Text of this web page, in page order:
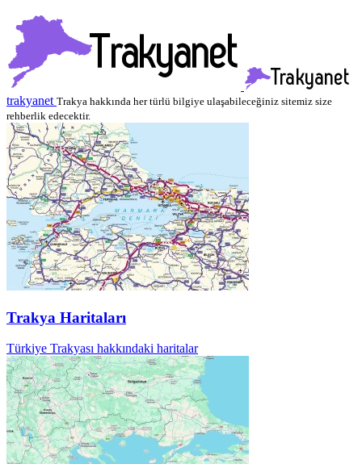
trakyanet Trakya hakkında her türlü bilgiye ulaşabileceğiniz sitemiz size
rehberlik edecektir.
Trakya Haritaları
Türkiye Trakyası hakkındaki haritalar